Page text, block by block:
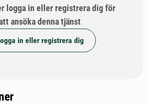
logga in eller registrera dig för
ansöka denna tjänst
in eller registrera dig